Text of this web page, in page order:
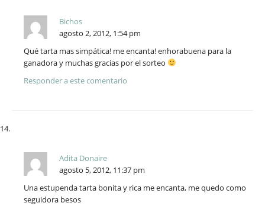
Bichos
agosto 2, 2012, 1:54 pm
Qué tarta mas simpática! me encanta! enhorabuena para la
ganadora y muchas gracias por el sorteo
Responder a este comentario
Adita Donaire
agosto 5, 2012, 11:37 pm
Una estupenda tarta bonita y rica me encanta, me quedo como
seguidora besos